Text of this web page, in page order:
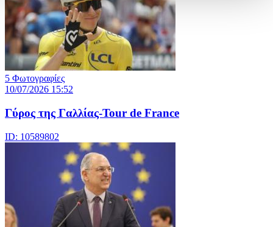
5 Φωτογραφίες
10/07/2026 15:52
Γύρος της Γαλλίας-Tour de France
ID: 10589802